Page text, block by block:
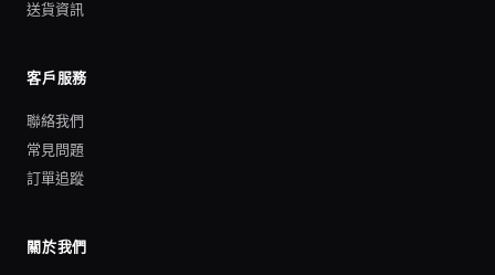
送貨資訊
客戶服務
聯絡我們
常見問題
訂單追蹤
關於我們